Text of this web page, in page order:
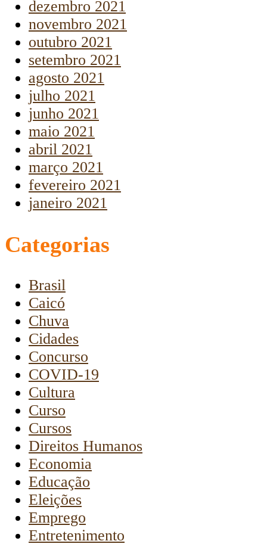
dezembro 2021
novembro 2021
outubro 2021
setembro 2021
agosto 2021
julho 2021
junho 2021
maio 2021
abril 2021
março 2021
fevereiro 2021
janeiro 2021
Categorias
Brasil
Caicó
Chuva
Cidades
Concurso
COVID-19
Cultura
Curso
Cursos
Direitos Humanos
Economia
Educação
Eleições
Emprego
Entretenimento